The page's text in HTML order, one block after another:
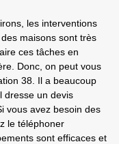
les interventions
maisons sont très
ces tâches en
Donc, on peut vous
38. Il a beaucoup
dresse un devis
vous avez besoin des
le téléphoner
sont efficaces et